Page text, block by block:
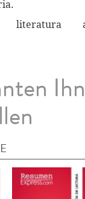
literatura